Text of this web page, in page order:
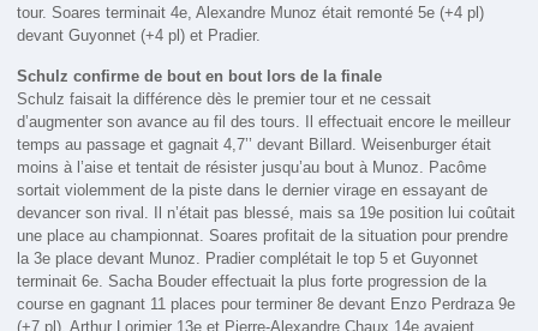
tour. Soares terminait 4e, Alexandre Munoz était remonté 5e (+4 pl)
devant Guyonnet (+4 pl) et Pradier.
Schulz confirme de bout en bout lors de la finale
Schulz faisait la différence dès le premier tour et ne cessait
d’augmenter son avance au fil des tours. Il effectuait encore le meilleur
temps au passage et gagnait 4,7’’ devant Billard. Weisenburger était
moins à l’aise et tentait de résister jusqu’au bout à Munoz. Pacôme
sortait violemment de la piste dans le dernier virage en essayant de
devancer son rival. Il n’était pas blessé, mais sa 19e position lui coûtait
une place au championnat. Soares profitait de la situation pour prendre
la 3e place devant Munoz. Pradier complétait le top 5 et Guyonnet
terminait 6e. Sacha Bouder effectuait la plus forte progression de la
course en gagnant 11 places pour terminer 8e devant Enzo Perdraza 9e
(+7 pl). Arthur Lorimier 13e et Pierre-Alexandre Chaux 14e avaient